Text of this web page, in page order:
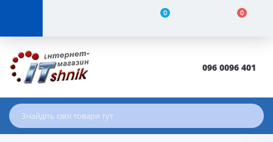
0 0
096 0096 401